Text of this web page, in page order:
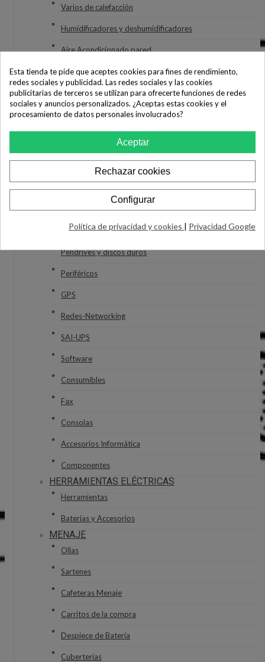
Varios de calefacción
Humidificadores y deshumidificadores
Aire Acondicionado pared
Aire Acondicionado Portátil
Aire Acondicionado varios
Ventiladores
Secatoallas
INFORMÁTICA
Ordenadores
Impresoras
Monitores
Pendrives y discos duros
Periféricos
GPS
Redes-Networking
SAI-UPS
Software
Consumibles
Fax
Consolas
Accesorios Informática
Componentes
HERRAMIENTAS ELÉCTRICAS
Herramientas
Baterias y Accesorios
MENAJE
Ollas
Sartenes
Cafeteras Menaje
Carritos de la compra
Despiece de Batería
Cuberterías
Esta tienda te pide que aceptes cookies para fines de rendimiento,
redes sociales y publicidad. Las redes sociales y las cookies
publicitarias de terceros se utilizan para ofrecerte funciones de redes
sociales y anuncios personalizados. ¿Aceptas estas cookies y el
procesamiento de datos personales involucrados?
Aceptar
Rechazar cookies
Configurar
Política de privacidad y cookies | Privacidad Google